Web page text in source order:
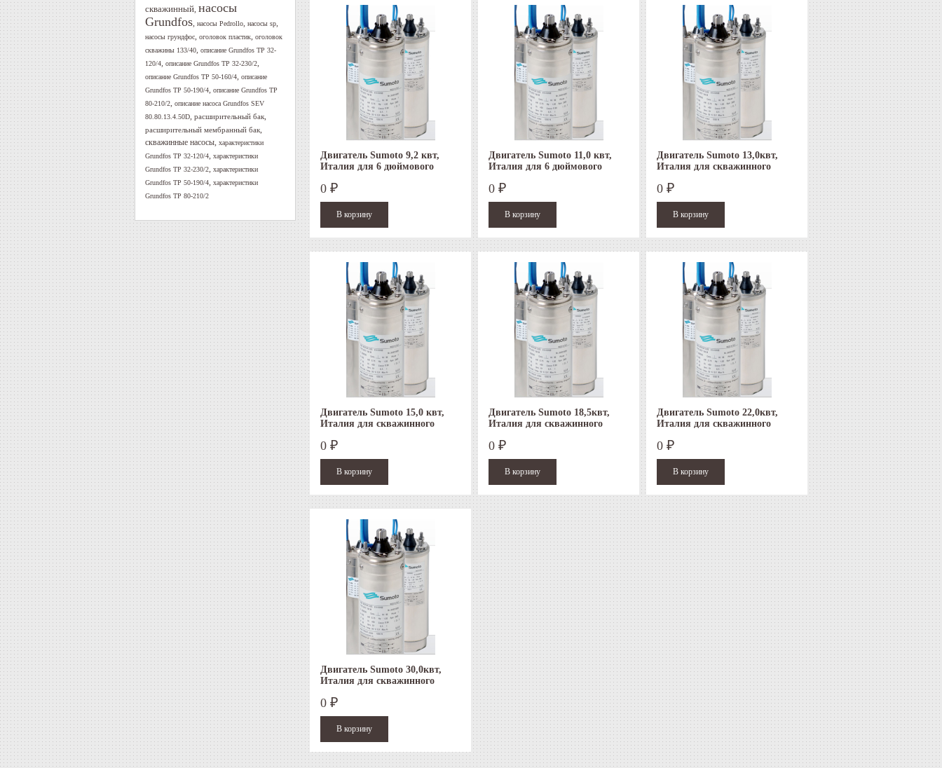
скважинный, насосы
Grundfos, насосы Pedrollo, насосы sp,
насосы грундфос, оголовок пластик, оголовок
скважины 133/40, описание Grundfos TP 32-
120/4, описание Grundfos TP 32-230/2,
описание Grundfos TP 50-160/4, описание
Grundfos TP 50-190/4, описание Grundfos TP
80-210/2, описание насоса Grundfos SEV
80.80.13.4.50D, расширительный бак,
расширительный мембранный бак,
скважинные насосы, характеристики
Grundfos TP 32-120/4, характеристики
Grundfos TP 32-230/2, характеристики
Grundfos TP 50-190/4, характеристики
Grundfos TP 80-210/2
Двигатель Sumoto 9,2 квт,
Италия для 6 дюймового
0 ₽
Двигатель Sumoto 11,0 квт,
Италия для 6 дюймового
0 ₽
Двигатель Sumoto 13,0квт,
Италия для скважинного
0 ₽
Двигатель Sumoto 15,0 квт,
Италия для скважинного
0 ₽
Двигатель Sumoto 18,5квт,
Италия для скважинного
0 ₽
Двигатель Sumoto 22,0квт,
Италия для скважинного
0 ₽
Двигатель Sumoto 30,0квт,
Италия для скважинного
0 ₽